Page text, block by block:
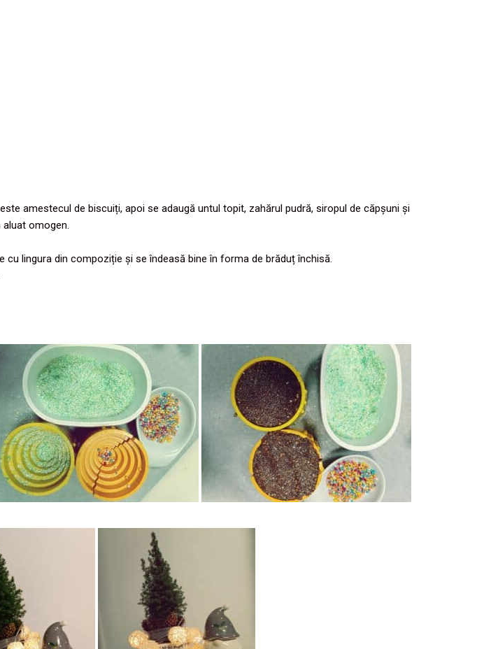
amestecul de biscuiți, apoi se adaugă untul topit, zahărul pudră, siropul de căpșuni și
omogen.
lingura din compoziție și se îndeasă bine în forma de brăduț închisă.